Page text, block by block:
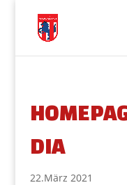
DIA
22.März 2021